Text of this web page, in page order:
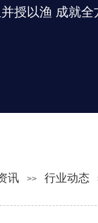
授以渔 成就全
讯 >> 行业动态